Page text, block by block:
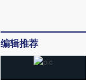
编辑推荐